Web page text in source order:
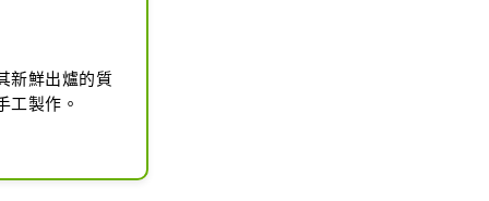
新鮮出爐的質
工製作。